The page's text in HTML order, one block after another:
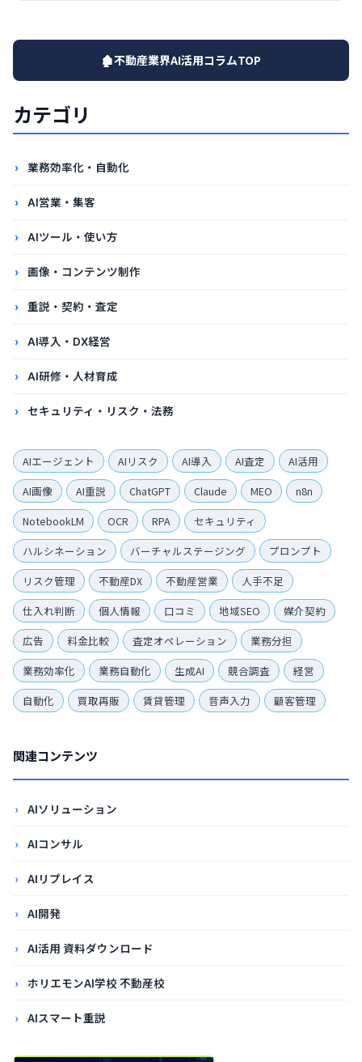
🏚️不動産業界AI活用コラムTOP
カテゴリ
業務効率化・自動化
AI営業・集客
AIツール・使い方
画像・コンテンツ制作
重説・契約・査定
AI導入・DX経営
AI研修・人材育成
セキュリティ・リスク・法務
AIエージェント AIリスク AI導入 AI査定
AI活用
AI画像
AI重説 ChatGPT Claude MEO
n8n
NotebookLM
OCR RPA
セキュリティ
ハルシネーション
バーチャルステージング
プロンプト
リスク管理
不動産DX 不動産営業
人手不足
仕入れ判断
個人情報 口コミ 地域SEO
媒介契約
広告
料金比較 査定オペレーション
業務分担
業務効率化
業務自動化 生成AI 競合調査
経営
自動化
買取再販 賃貸管理 音声入力 顧客管理
関連コンテンツ
AIソリューション
AIコンサル
AIリプレイス
AI開発
AI活用 資料ダウンロード
ホリエモンAI学校 不動産校
AIスマート重説